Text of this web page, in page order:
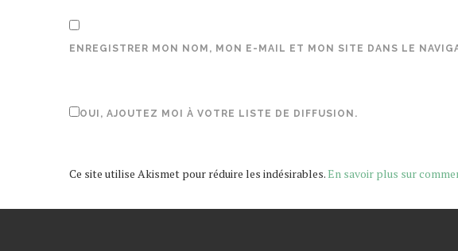
ENREGISTRER MON NOM, MON E-MAIL ET MON SITE DANS LE
OUI, AJOUTEZ MOI À VOTRE LISTE DE DIFFUSION.
Ce site utilise Akismet pour réduire les indésirables.En savoir plus sur